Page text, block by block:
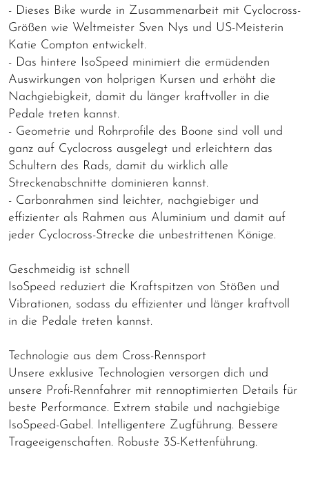
- Dieses Bike wurde in Zusammenarbeit mit Cyclocross-
Größen wie Weltmeister Sven Nys und US-Meisterin
Katie Compton entwickelt.
- Das hintere IsoSpeed minimiert die ermüdenden
Auswirkungen von holprigen Kursen und erhöht die
Nachgiebigkeit, damit du länger kraftvoller in die
Pedale treten kannst.
- Geometrie und Rohrprofile des Boone sind voll und
ganz auf Cyclocross ausgelegt und erleichtern das
Schultern des Rads, damit du wirklich alle
Streckenabschnitte dominieren kannst.
- Carbonrahmen sind leichter, nachgiebiger und
effizienter als Rahmen aus Aluminium und damit auf
jeder Cyclocross-Strecke die unbestrittenen Könige.
Geschmeidig ist schnell
IsoSpeed reduziert die Kraftspitzen von Stößen und
Vibrationen, sodass du effizienter und länger kraftvoll
in die Pedale treten kannst.
Technologie aus dem Cross-Rennsport
Unsere exklusive Technologien versorgen dich und
unsere Profi-Rennfahrer mit rennoptimierten Details für
beste Performance. Extrem stabile und nachgiebige
IsoSpeed-Gabel. Intelligentere Zugführung. Bessere
Trageeigenschaften. Robuste 3S-Kettenführung.